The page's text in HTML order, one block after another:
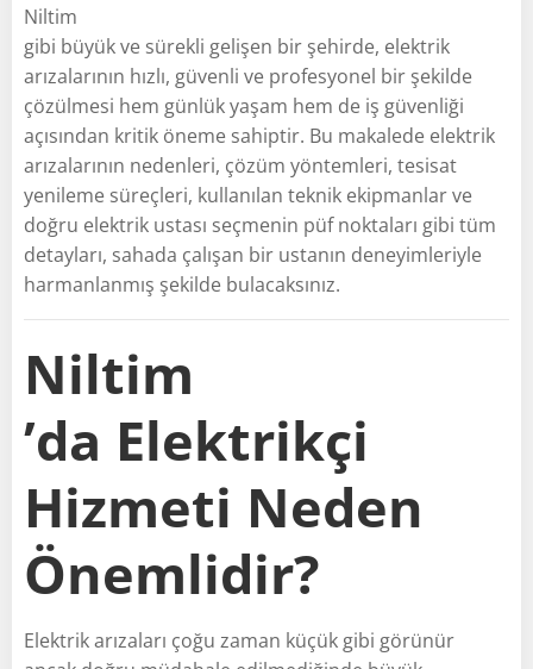
Niltim
gibi büyük ve sürekli gelişen bir şehirde, elektrik
arızalarının hızlı, güvenli ve profesyonel bir şekilde
çözülmesi hem günlük yaşam hem de iş güvenliği
açısından kritik öneme sahiptir. Bu makalede elektrik
arızalarının nedenleri, çözüm yöntemleri, tesisat
yenileme süreçleri, kullanılan teknik ekipmanlar ve
doğru elektrik ustası seçmenin püf noktaları gibi tüm
detayları, sahada çalışan bir ustanın deneyimleriyle
harmanlanmış şekilde bulacaksınız.
Niltim
’da Elektrikçi
Hizmeti Neden
Önemlidir?
Elektrik arızaları çoğu zaman küçük gibi görünür